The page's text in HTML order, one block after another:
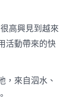
高興見到越來
活動帶來的快
，來自泅水、